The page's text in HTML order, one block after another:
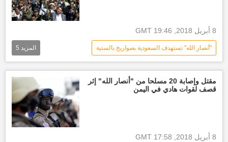
الصواريخ اليمنية
أخبار العالم الآن استهداف السعودية
استهداف الرياض باللصواريخ
أخبار السودان اليوم أخبار اليمن الأن
8 أبريل 2018, 19:46 GMT
"أنصار الله" تستهدف السعودية بصواريخ بالستية
العالم العربي الأخبار أنصار الله
الصراع في اليمن أخبار اليمن الأن
المزيد 5
مقتل وإصابة 20 مسلحا من "أنصار الله" إثر
قصف لقوات هادي في اليمن
8 أبريل 2018, 17:58 GMT